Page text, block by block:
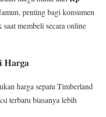
penting bagi konsumen
membeli secara online
Harga
harga sepatu Timberland
terbaru biasanya lebih